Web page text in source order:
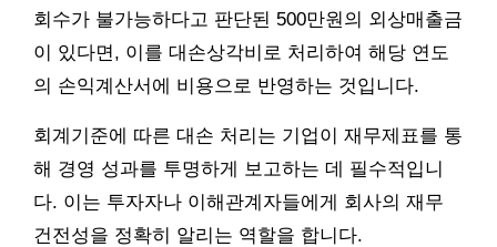
회수가 불가능하다고 판단된 500만원의 외상매출금
이 있다면, 이를 대손상각비로 처리하여 해당 연도
의 손익계산서에 비용으로 반영하는 것입니다.
회계기준에 따른 대손 처리는 기업이 재무제표를 통
해 경영 성과를 투명하게 보고하는 데 필수적입니
다. 이는 투자자나 이해관계자들에게 회사의 재무
건전성을 정확히 알리는 역할을 합니다.